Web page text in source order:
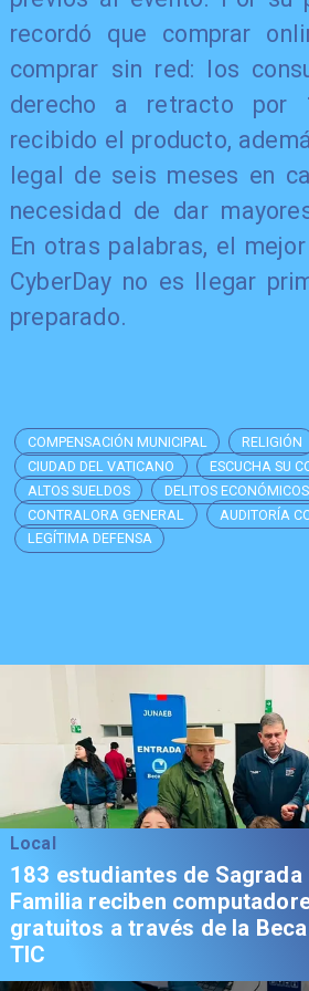
recordó que comprar
comprar sin red: los
derecho a retracto por
recibido el producto,
legal de seis meses en
necesidad de dar
En otras palabras, el
CyberDay no es llegar
preparado.
COMPENSACIÓN MUNICIPAL
RELIGIÓN
CIUDAD DEL VATICANO
ESCUCHA SU
ALTOS SUELDOS
DELITOS ECONÓMICOS
CONTRALORA GENERAL
AUDITORÍA
LEGÍTIMA DEFENSA
Local
183 estudiantes de Sagrada
Familia reciben
gratuitos a través de la Beca
TIC